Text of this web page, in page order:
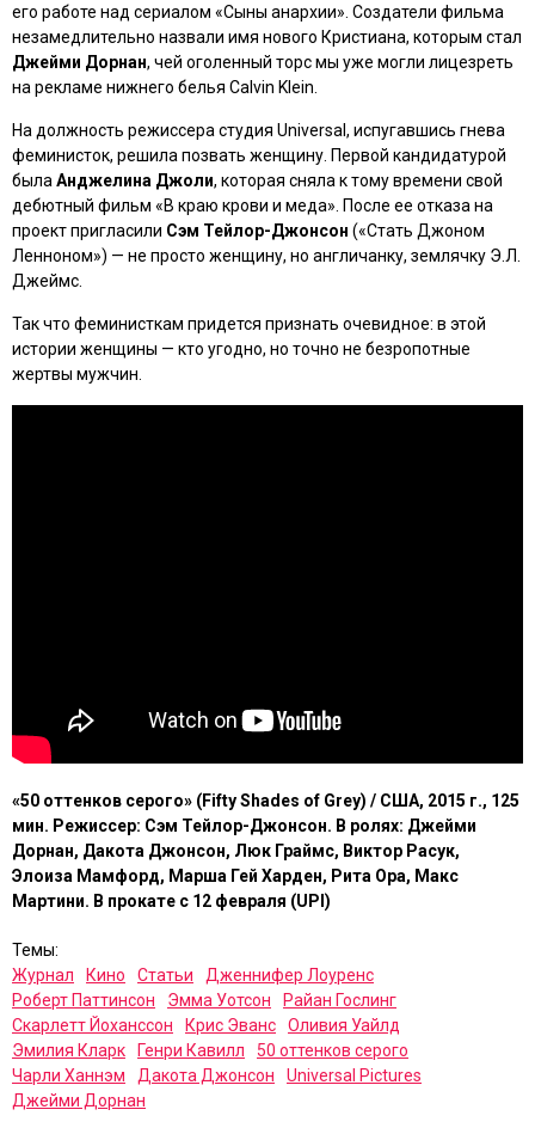
его работе над сериалом «Сыны анархии» . Создатели фильма
незамедлительно назвали имя нового Кристиана, которым стал
Джейми Дорнан, чей оголенный торс мы уже могли лицезреть
на рекламе нижнего белья Calvin Klein.
На должность режиссера студия Universal, испугавшись гнева
феминисток, решила позвать женщину. Первой кандидатурой
была Анджелина Джоли, которая сняла к тому времени свой
дебютный фильм «В краю крови и меда» . После ее отказа на
проект пригласили Сэм Тейлор-Джонсон («Стать Джоном
Ленноном») — не просто женщину, но англичанку, землячку Э.Л.
Джеймс.
Так что феминисткам придется признать очевидное: в этой
истории женщины — кто угодно, но точно не безропотные
жертвы мужчин.
«50 оттенков серого» (Fifty Shades of Grey) / США, 2015 г., 125
мин. Режиссер: Сэм Тейлор-Джонсон. В ролях: Джейми
Дорнан, Дакота Джонсон, Люк Граймс, Виктор Расук,
Элоиза Мамфорд, Марша Гей Харден, Рита Ора, Макс
Мартини. В прокате с 12 февраля (UPI)
Темы:
Журнал
Кино Статьи
Дженнифер Лоуренс
Роберт Паттинсон
Эмма Уотсон
Райан Гослинг
Скарлетт Йоханссон
Крис Эванс
Оливия Уайлд
Эмилия Кларк
Генри Кавилл
50 оттенков серого
Чарли Ханнэм
Дакота Джонсон
Universal Pictures
Джейми Дорнан